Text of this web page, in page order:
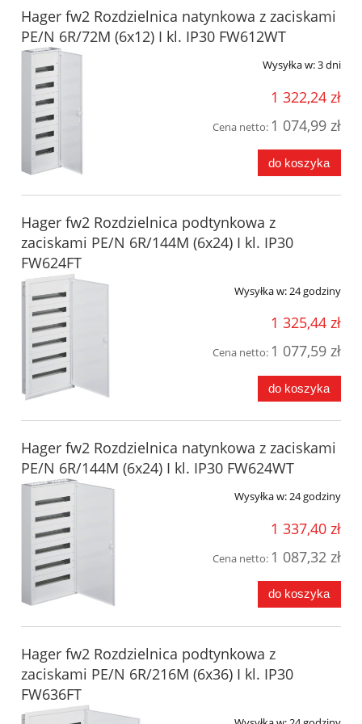
Hager fw2 Rozdzielnica natynkowa z zaciskami
PE/N 6R/72M (6x12) I kl. IP30 FW612WT
Wysyłka w:3 dni
1 322,24 zł
Cena netto: 1 074,99 zł
do koszyka
Hager fw2 Rozdzielnica podtynkowa z
zaciskami PE/N 6R/144M (6x24) I kl. IP30
FW624FT
Wysyłka w:24 godziny
1 325,44 zł
Cena netto: 1 077,59 zł
do koszyka
Hager fw2 Rozdzielnica natynkowa z zaciskami
PE/N 6R/144M (6x24) I kl. IP30 FW624WT
Wysyłka w:24 godziny
1 337,40 zł
Cena netto: 1 087,32 zł
do koszyka
Hager fw2 Rozdzielnica podtynkowa z
zaciskami PE/N 6R/216M (6x36) I kl. IP30
FW636FT